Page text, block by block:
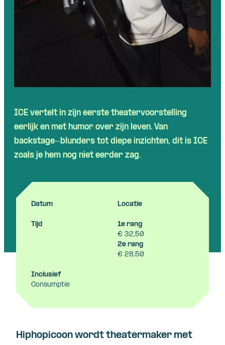
ICE vertelt in zijn eerste theatervoorstelling
eerlijk en met humor over zijn leven. Van
backstage-blunders tot diepe inzichten, dit is ICE
zoals je hem nog niet eerder zag.
Datum Locatie
Tijd
1e rang
€ 32,50
2e rang
€ 28,50
Inclusief
Consumptie
Hiphopicoon wordt theatermaker met